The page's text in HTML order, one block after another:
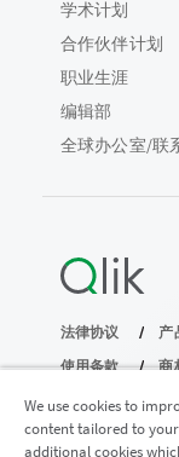
学术计划
合作伙伴计划
职业生涯
编辑部
全球办公室/联
法律协议 产
使用条款
商
版权所有 © 1993-
We use cookies to
content tailored to your
additional cookies